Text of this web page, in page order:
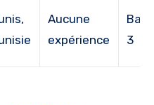
Aucune
expérience
Bac
3